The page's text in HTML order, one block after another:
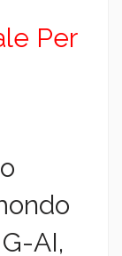
Per
AI,